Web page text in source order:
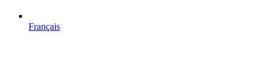
Français